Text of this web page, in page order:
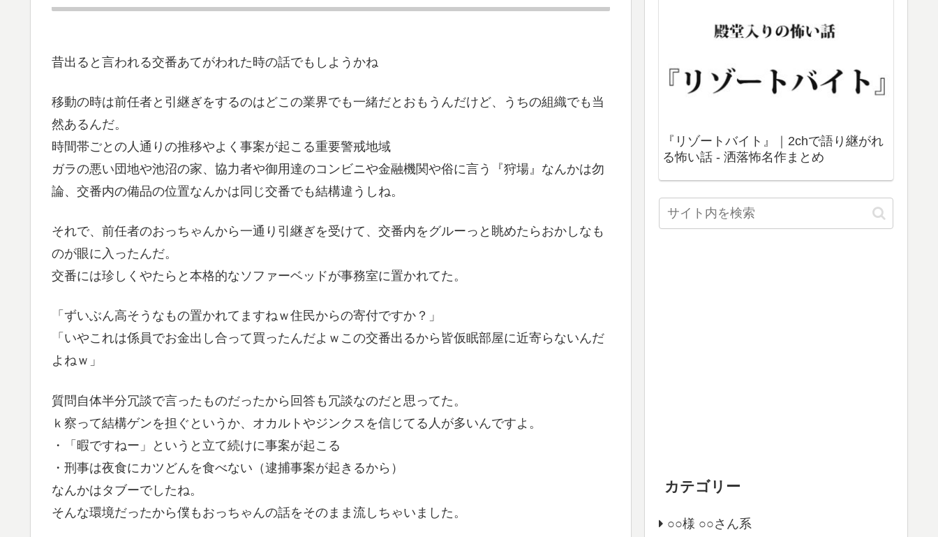
昔出ると言われる交番あてがわれた時の話でもしようかね
移動の時は前任者と引継ぎをするのはどこの業界でも一緒だとおもうんだけど、うちの組織でも当
然あるんだ。
時間帯ごとの人通りの推移やよく事案が起こる重要警戒地域
ガラの悪い団地や池沼の家、協力者や御用達のコンビニや金融機関や俗に言う『狩場』なんかは勿
論、交番内の備品の位置なんかは同じ交番でも結構違うしね。
それで、前任者のおっちゃんから一通り引継ぎを受けて、交番内をグルーっと眺めたらおかしなも
のが眼に入ったんだ。
交番には珍しくやたらと本格的なソファーベッドが事務室に置かれてた。
「ずいぶん高そうなもの置かれてますねｗ住民からの寄付ですか？」
「いやこれは係員でお金出し合って買ったんだよｗこの交番出るから皆仮眠部屋に近寄らないんだ
よねｗ」
質問自体半分冗談で言ったものだったから回答も冗談なのだと思ってた。
ｋ察って結構ゲンを担ぐというか、オカルトやジンクスを信じてる人が多いんですよ。
・「暇ですねー」というと立て続けに事案が起こる
・刑事は夜食にカツどんを食べない（逮捕事案が起きるから）
なんかはタブーでしたね。
そんな環境だったから僕もおっちゃんの話をそのまま流しちゃいました。
『リゾートバイト』｜2chで語り継がれ
る怖い話 - 洒落怖名作まとめ
カテゴリー
○○様 ○○さん系